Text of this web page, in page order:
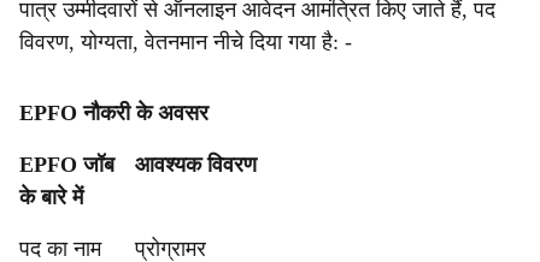
पात्र उम्मीदवारों से ऑनलाइन आवेदन आमंत्रित किए जाते हैं, पद
विवरण, योग्यता, वेतनमान नीचे दिया गया है: -
EPFO नौकरी के अवसर
EPFO जॉब
के बारे में
आवश्यक विवरण
पद का नाम प्रोग्रामर